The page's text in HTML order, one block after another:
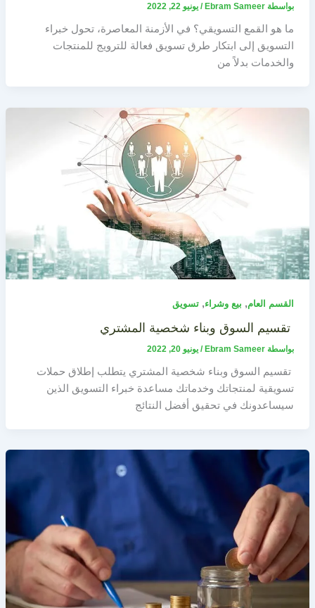
بواسطة Ebram Sameer
/ يونيو 22, 2022
ما هو القمع التسويقي؟ في الأزمنة المعاصرة، تحول خبراء
التسويق إلى ابتكار طرق تسويق فعالة للترويج للمنتجات
والخدمات بدلاً من
القسم العام, بيع وشراء, تسويق
تقسيم السوق وبناء شخصية المشتري
بواسطة Ebram Sameer
/ يونيو 20, 2022
تقسيم السوق وبناء شخصية المشتري يتطلب إطلاق حملات
تسويقية لمنتجاتك وخدماتك مساعدة خبراء التسويق الذين
سيساعدونك في تحقيق أفضل النتائج